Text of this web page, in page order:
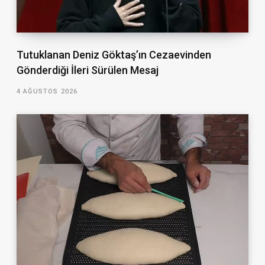
Tutuklanan Deniz Göktaş’ın Cezaevinden
Gönderdiği İleri Sürülen Mesaj
4 AĞUSTOS 2026